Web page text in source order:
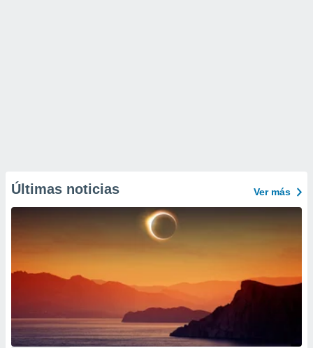
Últimas noticias Ver más